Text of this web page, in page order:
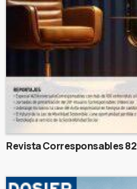
Revista Corresponsables 82